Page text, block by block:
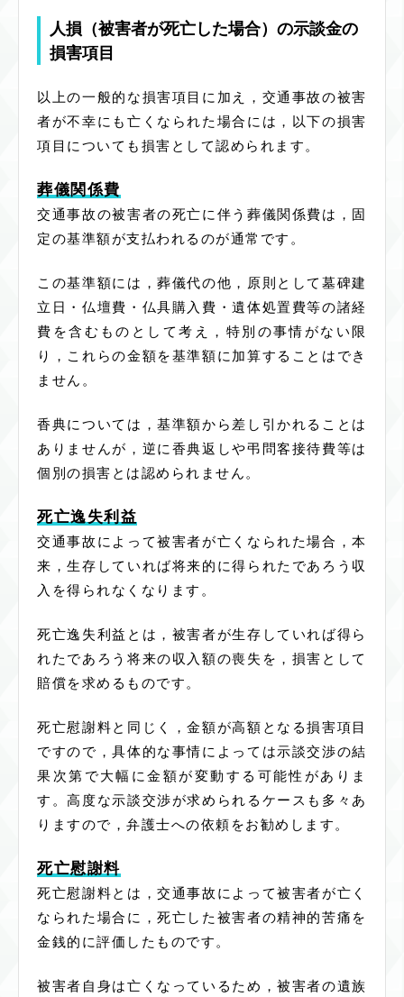
人損（被害者が死亡した場合）の示談金の
損害項目
以上の一般的な損害項目に加え，交通事故の被害
者が不幸にも亡くなられた場合には，以下の損害
項目についても損害として認められます。
葬儀関係費
交通事故の被害者の死亡に伴う葬儀関係費は，固
定の基準額が支払われるのが通常です。
この基準額には，葬儀代の他，原則として墓碑建
立日・仏壇費・仏具購入費・遺体処置費等の諸経
費を含むものとして考え，特別の事情がない限
り，これらの金額を基準額に加算することはでき
ません。
香典については，基準額から差し引かれることは
ありませんが，逆に香典返しや弔問客接待費等は
個別の損害とは認められません。
死亡逸失利益
交通事故によって被害者が亡くなられた場合，本
来，生存していれば将来的に得られたであろう収
入を得られなくなります。
死亡逸失利益とは，被害者が生存していれば得ら
れたであろう将来の収入額の喪失を，損害として
賠償を求めるものです。
死亡慰謝料と同じく，金額が高額となる損害項目
ですので，具体的な事情によっては示談交渉の結
果次第で大幅に金額が変動する可能性がありま
す。高度な示談交渉が求められるケースも多々あ
りますので，弁護士への依頼をお勧めします。
死亡慰謝料
死亡慰謝料とは，交通事故によって被害者が亡く
なられた場合に，死亡した被害者の精神的苦痛を
金銭的に評価したものです。
被害者自身は亡くなっているため，被害者の遺族